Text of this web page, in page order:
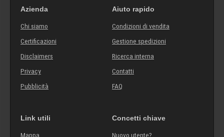
Azienda
Chi siamo
Certificazioni
Disclaimers
Privacy
Pubblicità
Aiuto rapido
Condizioni di vendita
Gestione spedizioni
Ricerca interna
Contatti
FAQ
Link utili
Mappa
Concetti chiave
Nuovo utente?